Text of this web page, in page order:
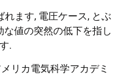
ます, 電圧ケース, とぶ
な値の突然の低下を指し
.
リカ電気科学アカデミ